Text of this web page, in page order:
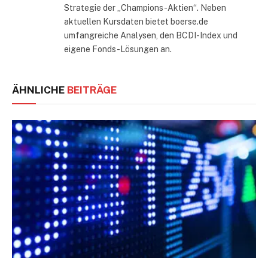
Strategie der „Champions-Aktien“. Neben
aktuellen Kursdaten bietet boerse.de
umfangreiche Analysen, den BCDI-Index und
eigene Fonds-Lösungen an.
ÄHNLICHE BEITRÄGE